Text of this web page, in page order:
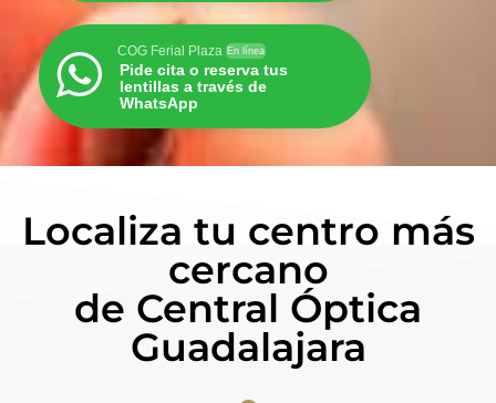
COG Ferial Plaza En línea
Pide cita o reserva tus
lentillas a través de
WhatsApp
Localiza tu centro más
cercano
de Central Óptica
Guadalajara